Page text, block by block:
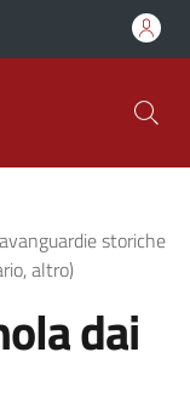
storiche
altro)
dai